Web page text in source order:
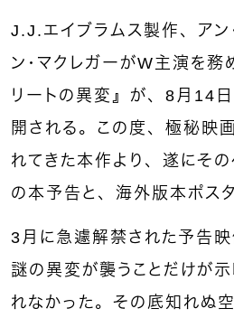
J.J.エイブラムス製作、アン
ン・マクレガーがW主演を務
リートの異変』が、8月14日
開される。この度、極秘映
れてきた本作より、遂にそ
の本予告と、海外版本ポス
3月に急遽解禁された予告
謎の異変が襲うことだけが
れなかった。その底知れぬ